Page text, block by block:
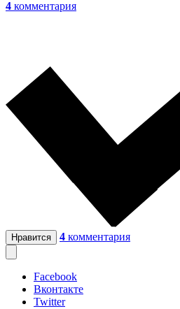
4 комментария
Нравится 4 комментария
Facebook
Вконтакте
Twitter